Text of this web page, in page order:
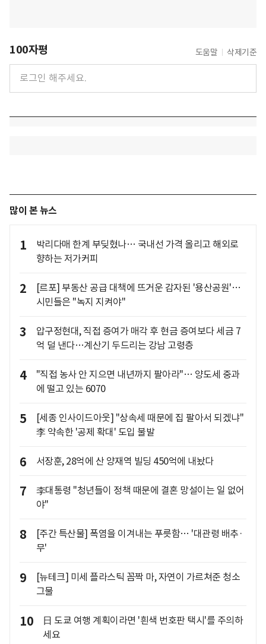
100자평 도움말 삭제기준
많이 본 뉴스
1
박리다매 한계 부딪혔나… 국내선 가격 올리고 해외로
향하는 저가커피
2
[르포] 부동산 공급 대책에 뜨거운 감자된 '용산공원'…
시민들은 "녹지 지켜야"
3
압구정현대, 직접 증여가 매각 후 현금 증여보다 세금 7
억 덜 낸다…계산기 두드리는 강남 고령층
4
"직접 농사 안 지으면 내년까지 팔아라"… 양도세 중과
에 떨고 있는 6070
5
[세종 인사이드아웃] "상속세 때문에 집 팔아서 되겠냐"
李 약속한 '공제 확대' 도입 불발
6 서장훈, 28억에 산 양재역 빌딩 450억에 내놨다
7
李대통령 "청년들이 정책 때문에 결혼 망설이는 일 없어
야"
8
[주간 특산물] 폭염을 이겨내는 푸릇함… '대관령 배추·
무'
9
[뉴테크] 미세 플라스틱 꼼짝 마, 자연이 가르쳐준 청소
그물
10
日 도쿄 여행 계획이라면 '흰색 번호판 택시'를 주의하
세요